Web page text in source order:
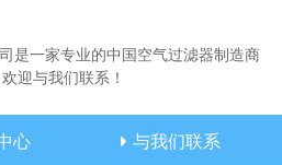
是一家专业的中国空气过滤器制造商
迎与我们联系！
心 与我们联系